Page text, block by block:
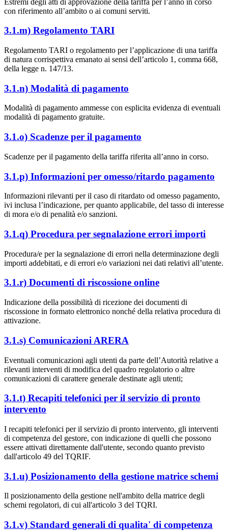
con riferimento all’ambito o ai comuni serviti.
3.1.m) Regolamento TARI
Regolamento TARI o regolamento per l’applicazione di una tariffa
di natura corrispettiva emanato ai sensi dell’articolo 1, comma 668,
della legge n. 147/13.
3.1.n) Modalità di pagamento
Modalità di pagamento ammesse con esplicita evidenza di eventuali
modalità di pagamento gratuite.
3.1.o) Scadenze per il pagamento
Scadenze per il pagamento della tariffa riferita all’anno in corso.
3.1.p) Informazioni per omesso/ritardo pagamento
Informazioni rilevanti per il caso di ritardato od omesso pagamento,
ivi inclusa l’indicazione, per quanto applicabile, del tasso di interesse
di mora e/o di penalità e/o sanzioni.
3.1.q) Procedura per segnalazione errori importi
Procedura/e per la segnalazione di errori nella determinazione degli
importi addebitati, e di errori e/o variazioni nei dati relativi all’utente.
3.1.r) Documenti di riscossione online
Indicazione della possibilità di ricezione dei documenti di
riscossione in formato elettronico nonché della relativa procedura di
attivazione.
3.1.s) Comunicazioni ARERA
Eventuali comunicazioni agli utenti da parte dell’Autorità relative a
rilevanti interventi di modifica del quadro regolatorio o altre
comunicazioni di carattere generale destinate agli utenti;
3.1.t) Recapiti telefonici per il servizio di pronto
intervento
I recapiti telefonici per il servizio di pronto intervento, gli interventi
di competenza del gestore, con indicazione di quelli che possono
essere attivati direttamente dall'utente, secondo quanto previsto
dall'articolo 49 del TQRIF.
3.1.u) Posizionamento della gestione matrice schemi
Il posizionamento della gestione nell'ambito della matrice degli
schemi regolatori, di cui all'articolo 3 del TQRI.
3.1.v) Standard generali di qualita' di competenza